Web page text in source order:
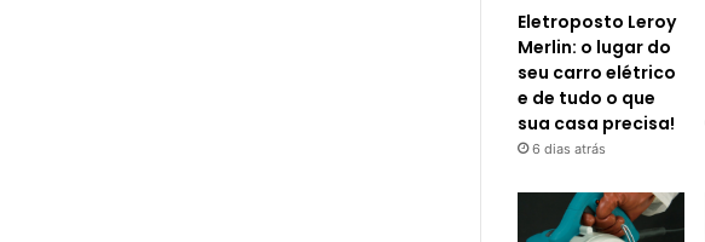
Eletroposto Leroy
Merlin: o lugar do
seu carro elétrico
e de tudo o que
sua casa precisa!
6 dias atrás